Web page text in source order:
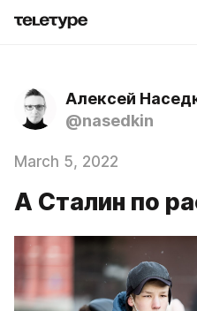
Алексей
@nasedkin
March 5, 2022
А Сталин по